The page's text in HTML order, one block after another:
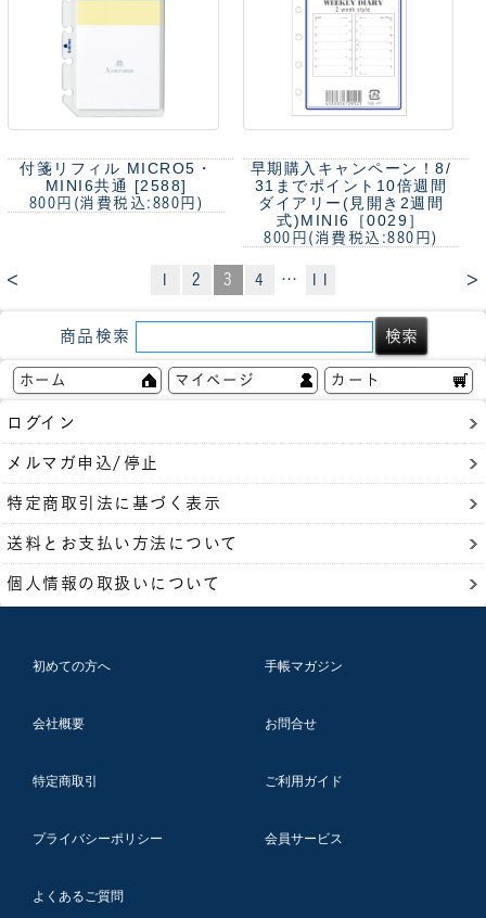
付箋リフィル MICRO5・
MINI6共通 [2588]
800円 (消費税込:880円)
早期購入キャンペーン！8/
31までポイント10倍週間
ダイアリー(見開き2週間
式)MINI6［0029］
800円 (消費税込:880円)
< >
2 3 4 …
商品検索
ホーム マイページ カート
ログイン
メルマガ申込/停止
特定商取引法に基づく表示
送料とお支払い方法について
個人情報の取扱いについて
初めての方へ 手帳マガジン
会社概要 お問合せ
特定商取引 ご利用ガイド
プライバシーポリシー 会員サービス
よくあるご質問